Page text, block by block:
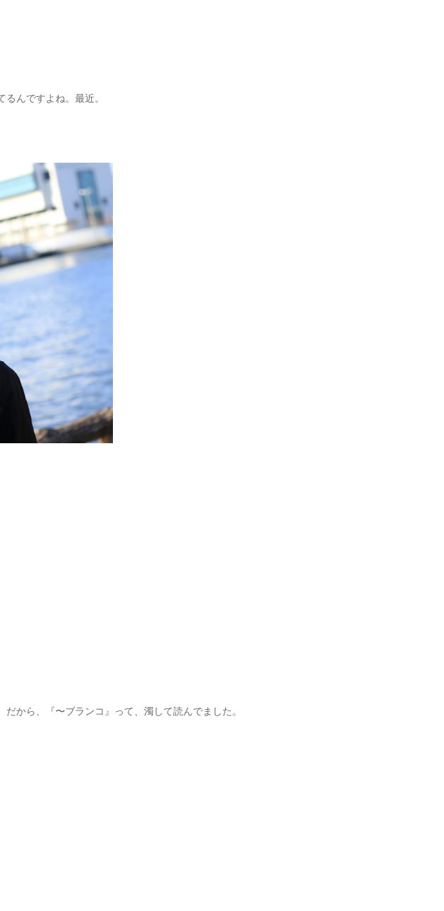
んですよね。最近。
から、『〜ブランコ』って、濁して読んでました。